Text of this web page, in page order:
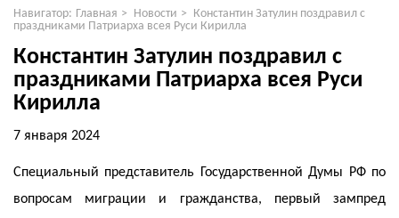
Навигатор: Главная > Новости > Константин Затулин поздравил с
праздниками Патриарха всея Руси Кирилла
Константин Затулин поздравил с
праздниками Патриарха всея Руси
Кирилла
7 января 2024
Специальный представитель Государственной Думы РФ по
вопросам миграции и гражданства, первый зампред